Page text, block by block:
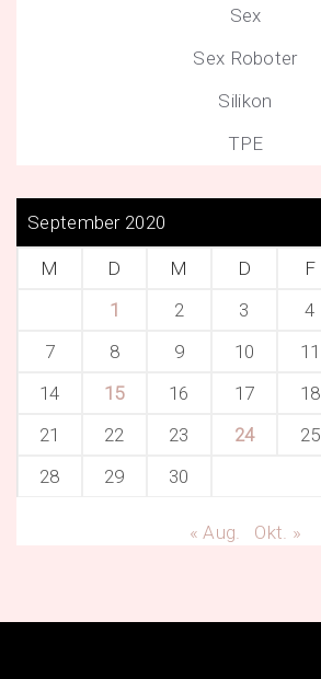
Sex
Sex Roboter
Silikon
TPE
September 2020
M D M D F
1
2 3 4
7
8 9 10 11
14
15 16 17 18
21
22 23 24 25
28
29 30
« Aug. Okt. »